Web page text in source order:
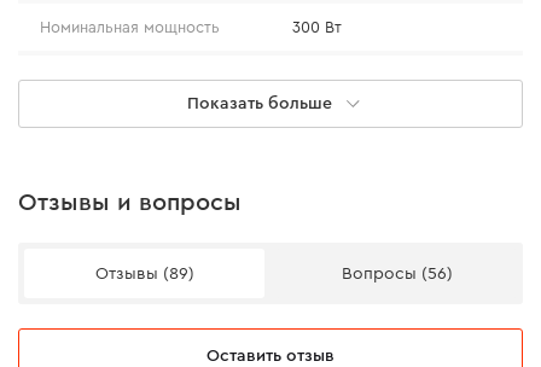
Вт, дрель-шуруповерт TD-32Q может эффективно
Номинальная мощность 300 Вт
быстросменный
Показать больше
Отзывы и вопросы
Отзывы (89) Вопросы (56)
Оставить отзыв